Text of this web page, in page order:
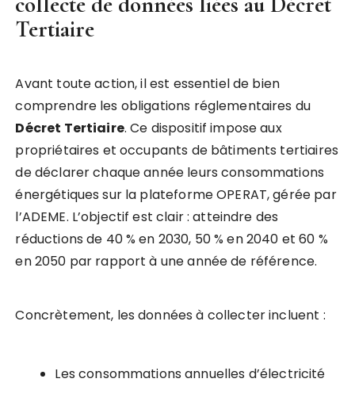
Tertiaire
Avant toute action, il est essentiel de bien
comprendre les obligations réglementaires du
Décret Tertiaire. Ce dispositif impose aux
propriétaires et occupants de bâtiments tertiaires
de déclarer chaque année leurs consommations
énergétiques sur la plateforme OPERAT, gérée par
l’ADEME. L’objectif est clair : atteindre des
réductions de 40 % en 2030, 50 % en 2040 et 60 %
en 2050 par rapport à une année de référence.
Concrètement, les données à collecter incluent :
Les consommations annuelles d’électricité